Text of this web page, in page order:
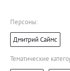
Персоны:
Дмитрий Саймс
Тематические